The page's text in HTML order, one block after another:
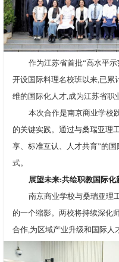
作为江苏省首批“高水平
开设国际料理名校班以来,已累
维的国际化人才,成为江苏省职
本次合作是南京商业学
的关键实践。通过与桑瑞亚理
享、标准互认、人才共育”的
式。
展望未来:共绘职教国际化
南京商业学校与桑瑞亚理
的一个缩影。两校将持续深化
合作,为区域产业升级和国际人